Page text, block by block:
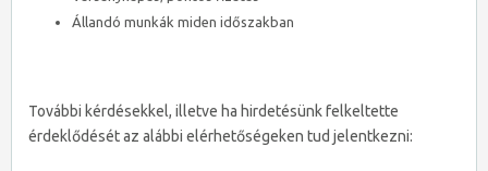
Állandó munkák miden időszakban
További kérdésekkel, illetve ha hirdetésünk felkeltette
érdeklődését az alábbi elérhetőségeken tud jelentkezni: